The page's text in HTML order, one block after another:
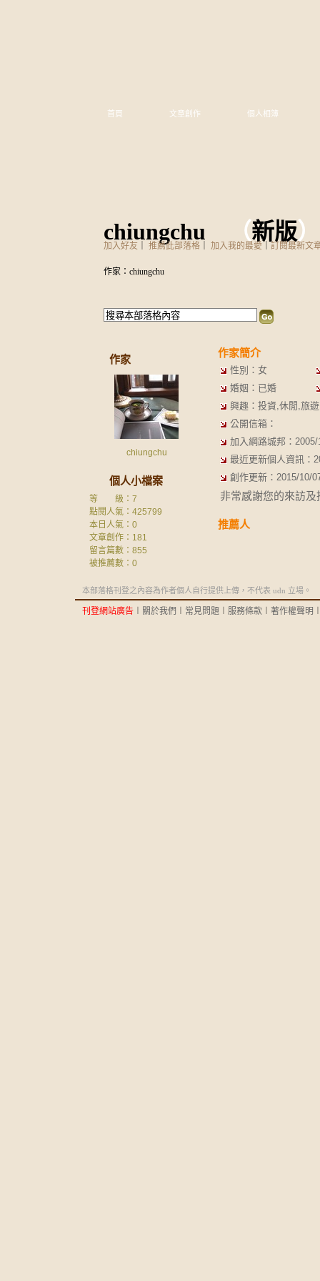
chiungchu （新版）
首頁 文章創作 個人相簿
加入好友 推薦此部落格 加入我的最愛 訂閱最新文
作家：chiungchu
作家
chiungchu
個人小檔案
等 級：7
點閱人氣：425799
本日人氣：0
文章創作：181
留言篇數：855
被推薦數： 0
作家簡介
性別：女
婚姻：已婚
興趣：投資,休閒,旅
公開信箱：
加入網路城邦：
最近更新個人資訊：
創作更新：2015/10/
非常感謝您的來訪及
推薦人
本部落格刊登之內容為作者個人自行提供上傳，不代表 udn 立場。
刊登網站廣告 關於我們 常見問題 服務條款 著作權聲明